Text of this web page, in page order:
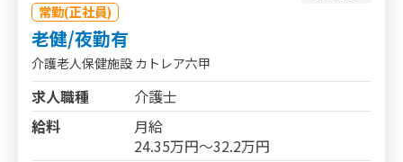
常勤(正社員)
老健/夜勤有
介護老人保健施設 カトレア六甲
求人職種
介護士
給料
月給
24.35万円～32.2万円